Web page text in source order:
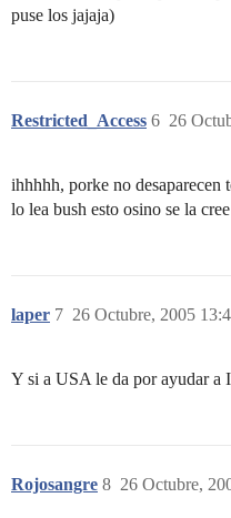
puse los jajaja)
Restricted_Access 26
6
ihhhhh, porke no
lo lea bush esto osino se la cree
laper 26 Octubre, 2005
7
Y si a USA le da por ayudar a
Rojosangre 26 Octubre,
8